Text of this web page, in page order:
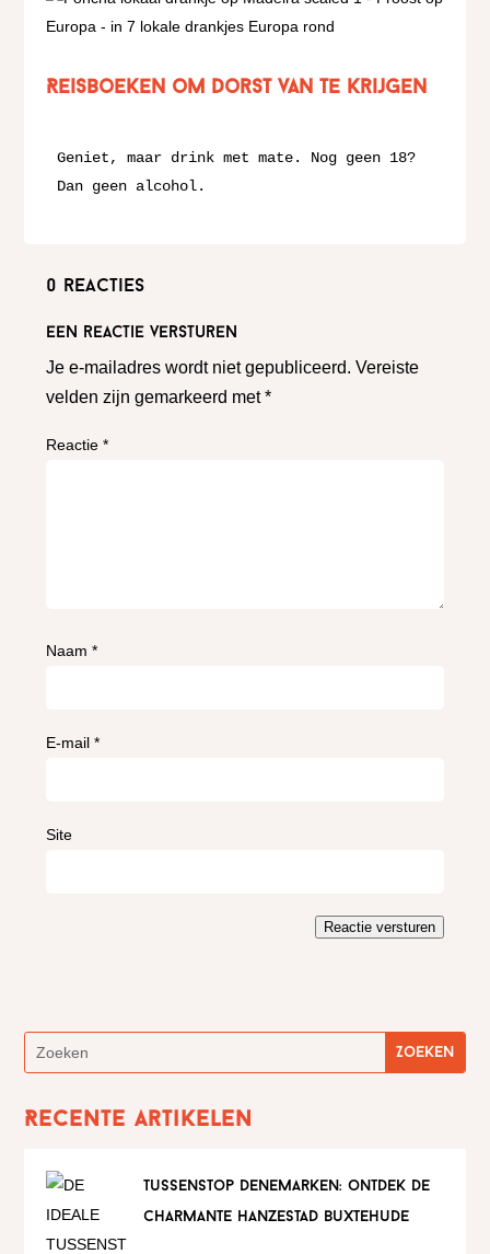
Reisboeken om dorst van te krijgen
Geniet, maar drink met mate. Nog geen 18?
Dan geen alcohol.
0 reacties
Een reactie versturen
Je e-mailadres wordt niet gepubliceerd. Vereiste
velden zijn gemarkeerd met*
Reactie*
Naam*
E-mail*
Site
Reactie versturen
Recente artikelen
tussenstop denemarken: ontdek de
charmante hanzestad buxtehude